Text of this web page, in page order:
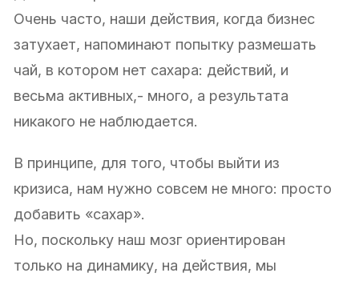
Очень часто, наши действия, когда бизнес
затухает, напоминают попытку размешать
чай, в котором нет сахара: действий, и
весьма активных,- много, а результата
никакого не наблюдается.
В принципе, для того, чтобы выйти из
кризиса, нам нужно совсем не много: просто
добавить «сахар».
Но, поскольку наш мозг ориентирован
только на динамику, на действия, мы